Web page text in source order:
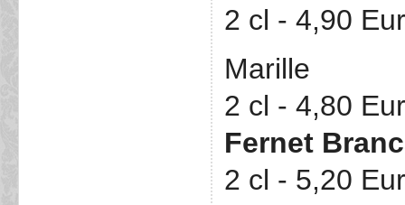
2 cl - 4,90
Marille
2 cl - 4,80
Fernet
2 cl - 5,20